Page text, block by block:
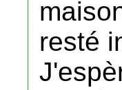
resté